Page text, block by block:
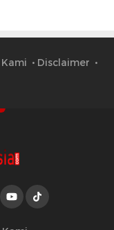
Disclaimer